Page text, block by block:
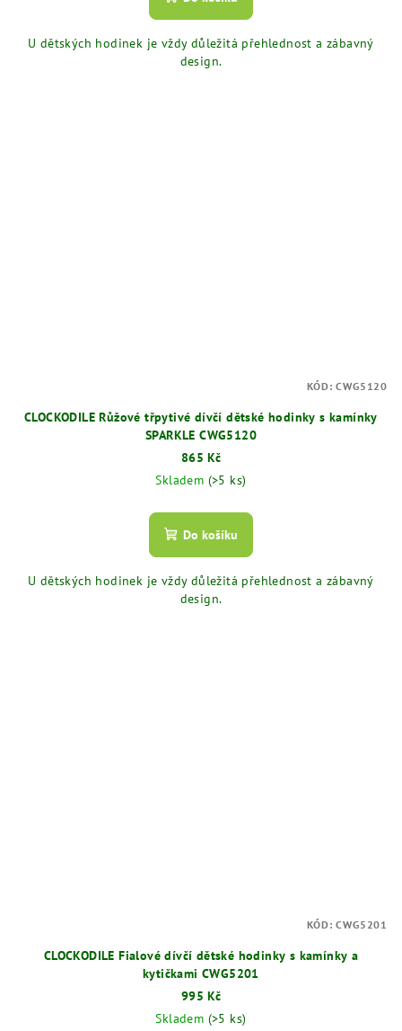
U dětských hodinek je vždy důležitá přehlednost a zábavný
design.
CLOCKODILE Růžové třpytivé dívčí dětské hodinky s kamínky
SPARKLE CWG5120
865 Kč
Skladem (>5 ks)
Do košíku
U dětských hodinek je vždy důležitá přehlednost a zábavný
design.
KÓD:CWG5120
CLOCKODILE Fialové dívčí dětské hodinky s kamínky a
kytičkami CWG5201
995 Kč
Skladem (>5 ks)
KÓD:CWG5201